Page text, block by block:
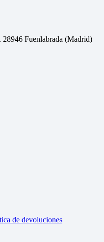
Fuenlabrada (Madrid)
de devoluciones